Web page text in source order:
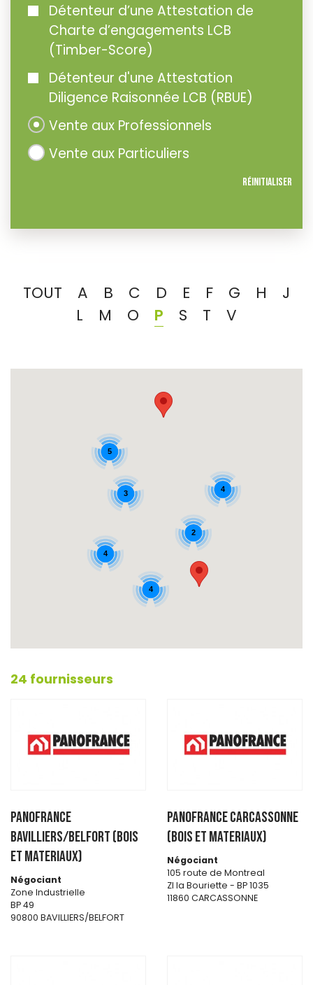
Détenteur d’une Attestation de
Charte d’engagements LCB
(Timber-Score)
Détenteur d'une Attestation
Diligence Raisonnée LCB (RBUE)
Vente aux Professionnels
Vente aux Particuliers
Réinitialiser
TOUT A B C D E F G H
J
L
M O P S T V
4
4
5
4
2
3
24 fournisseurs
PANOFRANCE
BAVILLIERS/BELFORT (BOIS
ET MATERIAUX)
Négociant
Zone Industrielle
BP 49
90800 BAVILLIERS/BELFORT
PANOFRANCE CARCASSONNE
(BOIS ET MATERIAUX)
Négociant
105 route de Montreal
ZI la Bouriette - BP 1035
11860 CARCASSONNE